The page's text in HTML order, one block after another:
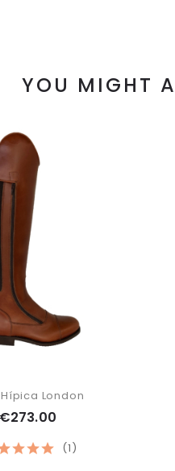
YOU MIGHT
(1)
London
€273.00